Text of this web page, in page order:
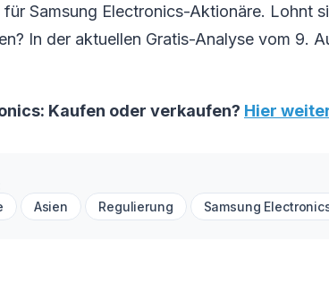
Samsung Electronics-Aktionäre. Lohnt
In der aktuellen Gratis-Analyse vom 9.
Kaufen oder verkaufen? Hier
Asien Regulierung Samsung